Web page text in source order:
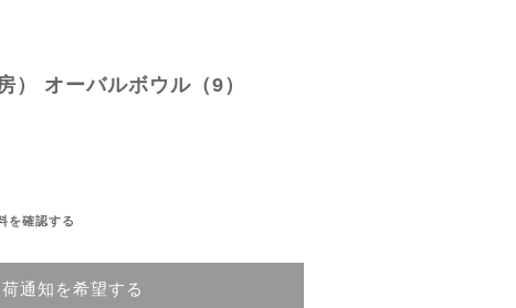
） オーバルボウル（9）
を確認する
通知を希望する